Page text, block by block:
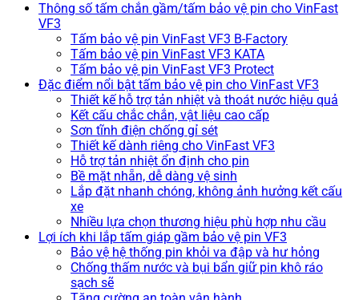
Thông số tấm chắn gầm/tấm bảo vệ pin cho VinFast
VF3
Tấm bảo vệ pin VinFast VF3 B-Factory
Tấm bảo vệ pin VinFast VF3 KATA
Tấm bảo vệ pin VinFast VF3 Protect
Đặc điểm nổi bật tấm bảo vệ pin cho VinFast VF3
Thiết kế hỗ trợ tản nhiệt và thoát nước hiệu quả
Kết cấu chắc chắn, vật liệu cao cấp
Sơn tĩnh điện chống gỉ sét
Thiết kế dành riêng cho VinFast VF3
Hỗ trợ tản nhiệt ổn định cho pin
Bề mặt nhẵn, dễ dàng vệ sinh
Lắp đặt nhanh chóng, không ảnh hưởng kết cấu
xe
Nhiều lựa chọn thương hiệu phù hợp nhu cầu
Lợi ích khi lắp tấm giáp gầm bảo vệ pin VF3
Bảo vệ hệ thống pin khỏi va đập và hư hỏng
Chống thấm nước và bụi bẩn giữ pin khô ráo
sạch sẽ